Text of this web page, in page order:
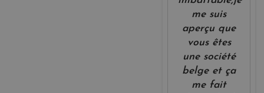
me suis
aperçu que
vous êtes
une société
belge et ça
me fait